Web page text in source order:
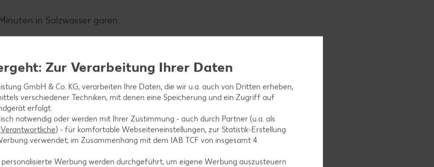
in Salzwasser garen.
salzen, pfeffern und mit Mehl bestäuben.
erhitzen, Rotbarsch darin von jeder Seite 2-4 Minuten
circa 3 Minuten schmoren und mit Salz und Pfeffer
Zur Verarbeitung Ihrer Daten
GmbH & Co. KG, verarbeiten Ihre Daten, die wir u.a. auch von Dritten erheben,
verschiedener Techniken, mit denen eine Speicherung und ein Zugriff auf
erfolgt.
notwendig oder werden mit Ihrer Zustimmung - auch durch Partner (u.a. als
) - für komfortable Webseiteneinstellungen, zur Statistik-Erstellung
verwendet; im Zusammenhang mit dem IAB TCF von insgesamt4
Werbung werden durchgeführt, um eigene Werbung auszusteuern